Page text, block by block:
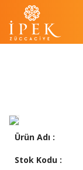
Ürün Adı :
Stok Kodu :